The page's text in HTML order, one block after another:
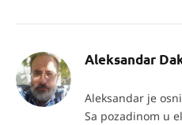
Aleksandar
Aleksandar je
Sa pozadinom u